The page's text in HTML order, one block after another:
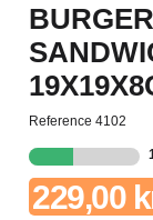
Reference 4102
229,00